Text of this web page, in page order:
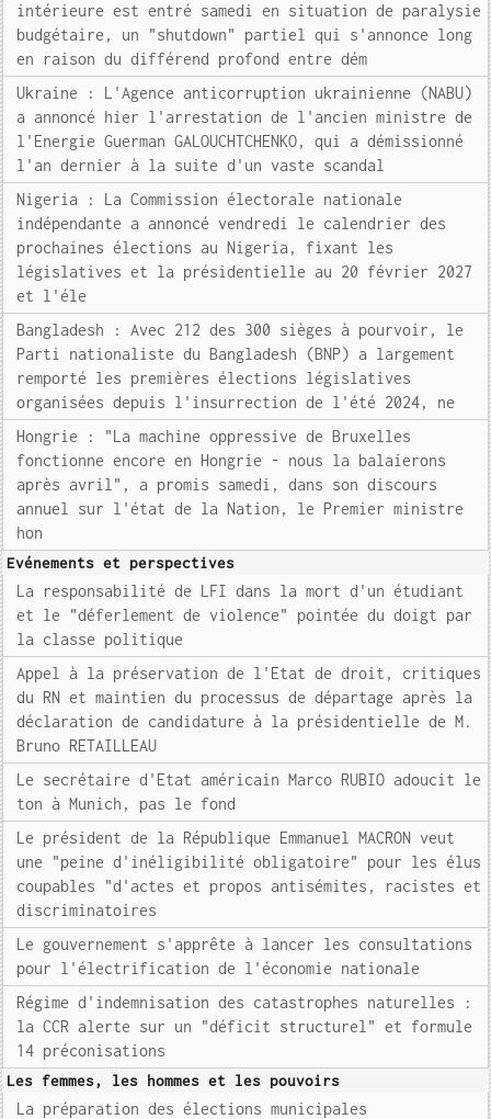
intérieure est entré samedi en situation de paralysie
budgétaire, un "shutdown" partiel qui s'annonce long
en raison du différend profond entre dém
Ukraine : L'Agence anticorruption ukrainienne (NABU)
a annoncé hier l'arrestation de l'ancien ministre de
l'Energie Guerman GALOUCHTCHENKO, qui a démissionné
l'an dernier à la suite d'un vaste scandal
Nigeria : La Commission électorale nationale
indépendante a annoncé vendredi le calendrier des
prochaines élections au Nigeria, fixant les
législatives et la présidentielle au 20 février 2027
et l'éle
Bangladesh : Avec 212 des 300 sièges à pourvoir, le
Parti nationaliste du Bangladesh (BNP) a largement
remporté les premières élections législatives
organisées depuis l'insurrection de l'été 2024, ne
Hongrie : "La machine oppressive de Bruxelles
fonctionne encore en Hongrie - nous la balaierons
après avril", a promis samedi, dans son discours
annuel sur l'état de la Nation, le Premier ministre
hon
Evénements et perspectives
La responsabilité de LFI dans la mort d'un étudiant
et le "déferlement de violence" pointée du doigt par
la classe politique
Appel à la préservation de l'Etat de droit, critiques
du RN et maintien du processus de départage après la
déclaration de candidature à la présidentielle de M.
Bruno RETAILLEAU
Le secrétaire d'Etat américain Marco RUBIO adoucit le
ton à Munich, pas le fond
Le président de la République Emmanuel MACRON veut
une "peine d'inéligibilité obligatoire" pour les élus
coupables "d'actes et propos antisémites, racistes et
discriminatoires
Le gouvernement s'apprête à lancer les consultations
pour l'électrification de l'économie nationale
Régime d'indemnisation des catastrophes naturelles :
la CCR alerte sur un "déficit structurel" et formule
14 préconisations
Les femmes, les hommes et les pouvoirs
La préparation des élections municipales